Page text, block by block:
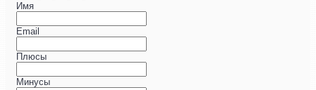
Имя
Email
Плюсы
Минусы